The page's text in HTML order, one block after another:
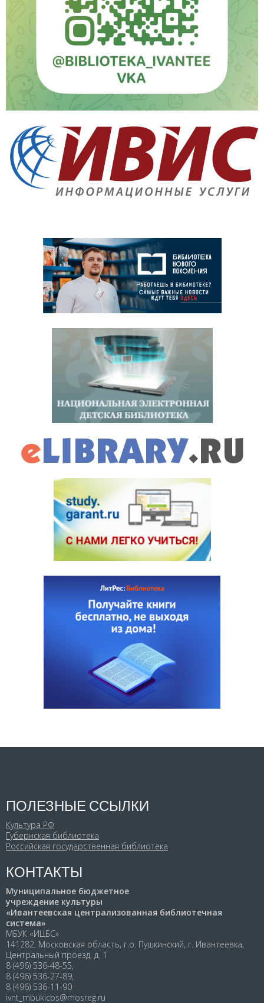
ПОЛЕЗНЫЕ ССЫЛКИ
Культура РФ
Губернская библиотека
Российская государственная библиотека
КОНТАКТЫ
Муниципальное бюджетное
учреждение культуры
«Ивантеевская централизованная библиотечная
система»
МБУК «ИЦБС»
141282, Московская область, г.о. Пушкинский, г. Ивантеевка,
Центральный проезд, д. 1
8 (496) 536-48-55,
8 (496) 536-27-89,
8 (496) 536-11-90
ivnt_mbukicbs@mosreg.ru